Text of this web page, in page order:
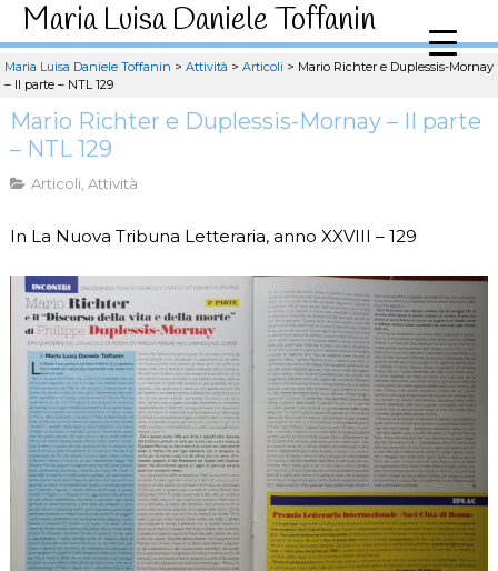
Maria Luisa Daniele Toffanin
Maria Luisa Daniele Toffanin > Attività > Articoli > Mario Richter e Duplessis-Mornay
– II parte – NTL 129
Mario Richter e Duplessis-Mornay – II parte
– NTL 129
Articoli, Attività
In La Nuova Tribuna Letteraria, anno XXVIII – 129